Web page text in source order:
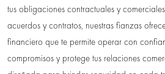
tus obligaciones contractuales y
acuerdos y contratos, nuestras fianzas
financiero que te permite operar con
compromisos y protege tus relaciones